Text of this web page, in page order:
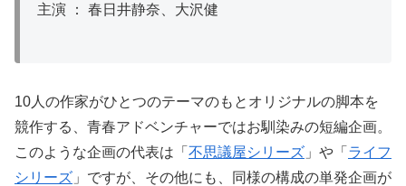
主演 ： 春日井静奈、大沢健
10人の作家がひとつのテーマのもとオリジナルの脚本を
競作する、青春アドベンチャーではお馴染みの短編企画。
このような企画の代表は「 不思議屋シリーズ 」や「 ライフ
シリーズ 」ですが、その他にも、同様の構成の単発企画が